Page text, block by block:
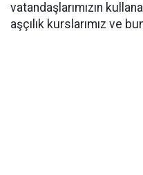
vatandaşlarımızın
aşçılık kurslarımız ve